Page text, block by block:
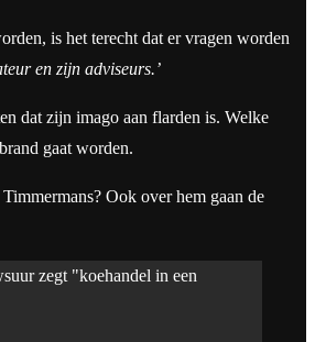
is het terecht dat er vragen worden
en zijn adviseurs.’
dat zijn imago aan flarden is. Welke
gaat worden.
Ook over hem gaan de
zegt "koehandel in een